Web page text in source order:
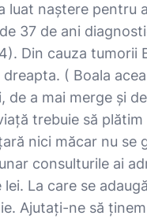
luat naștere pentru
37 de ani
Din cauza tumorii
( Boala
de a mai merge și
trebuie să
nici măcar nu se
consulturile ai
La care se
Ajutați-ne să